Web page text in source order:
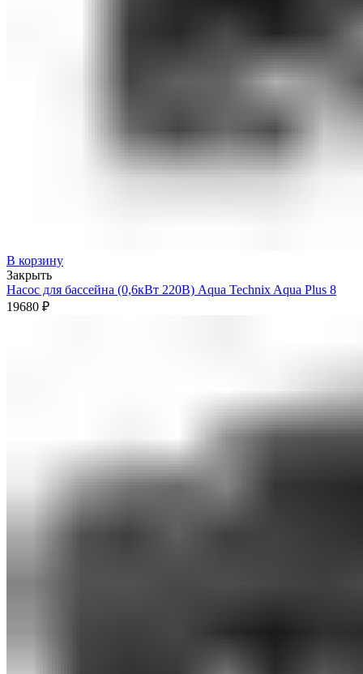
В корзину
Закрыть
Насос для бассейна (0,6кВт 220В) Aqua Technix Aqua Plus 8
19680 ₽